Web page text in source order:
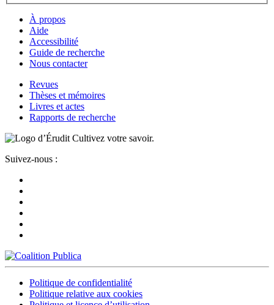
À propos
Aide
Accessibilité
Guide de recherche
Nous contacter
Revues
Thèses et mémoires
Livres et actes
Rapports de recherche
Cultivez votre savoir.
Suivez-nous :
Politique de confidentialité
Politique relative aux cookies